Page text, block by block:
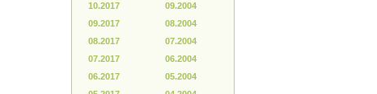
10.2017
09.2017
08.2017
07.2017
06.2017
09.2004
08.2004
07.2004
06.2004
05.2004